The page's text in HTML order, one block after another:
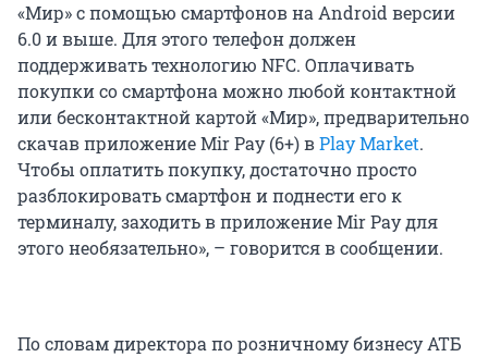
«Мир» с помощью смартфонов на Android версии
6.0 и выше. Для этого телефон должен
поддерживать технологию NFC. Оплачивать
покупки со смартфона можно любой контактной
или бесконтактной картой «Мир», предварительно
скачав приложение Mir Pay (6+) вPlay Market.
Чтобы оплатить покупку, достаточно просто
разблокировать смартфон и поднести его к
терминалу, заходить в приложение Mir Pay для
этого необязательно», – говорится в сообщении.
По словам директора по розничному бизнесу АТБ